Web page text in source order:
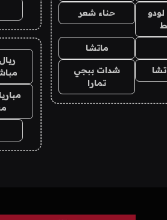
حناء شعر
ماتشا
شدات ببجي
تمارا